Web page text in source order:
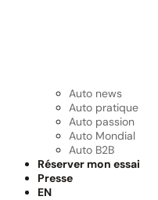
Auto news
Auto pratique
Auto passion
Auto Mondial
Auto B2B
Réserver mon essai
Presse
EN